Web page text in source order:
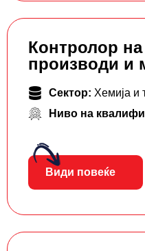
Контролор на
производи и
Сектор: Хемија и
Ниво на
Види повеќе